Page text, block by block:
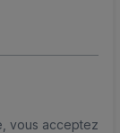
vous acceptez